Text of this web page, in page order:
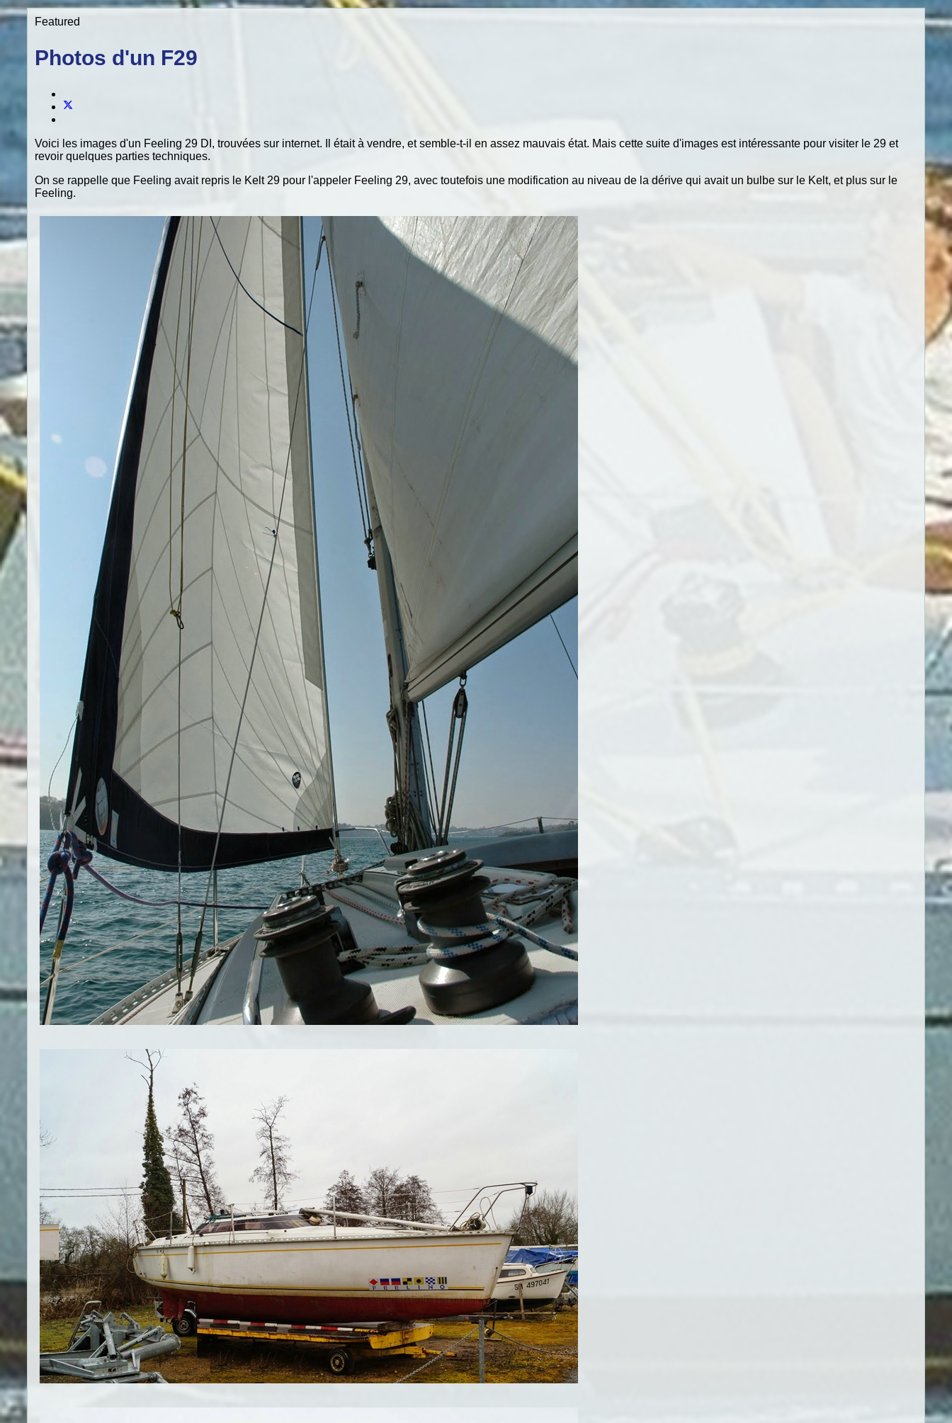
Featured
Photos d'un F29
Voici les images d'un Feeling 29 DI, trouvées sur internet. Il était à vendre, et semble-t-il en assez mauvais état. Mais cette suite d'images est intéressante pour visiter le 29 et
revoir quelques parties techniques.
On se rappelle que Feeling avait repris le Kelt 29 pour l'appeler Feeling 29, avec toutefois une modification au niveau de la dérive qui avait un bulbe sur le Kelt, et plus sur le
Feeling.